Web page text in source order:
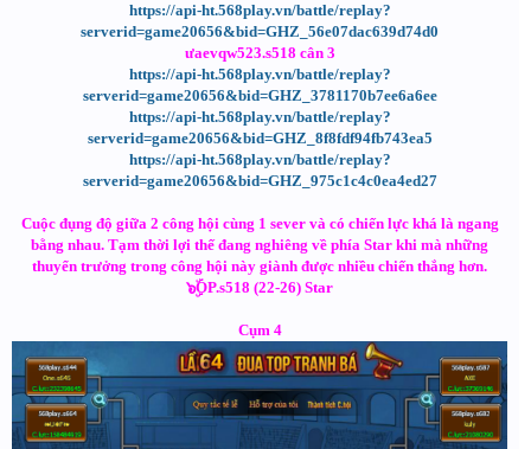
https://api-ht.568play.vn/battle/replay?
serverid=game20656&bid=GHZ_56e07dac639d74d0
ưaevqw523.s518 cân 3
https://api-ht.568play.vn/battle/replay?
serverid=game20656&bid=GHZ_3781170b7ee6a6ee
https://api-ht.568play.vn/battle/replay?
serverid=game20656&bid=GHZ_8f8fdf94fb743ea5
https://api-ht.568play.vn/battle/replay?
serverid=game20656&bid=GHZ_975c1c4c0ea4ed27
Cuộc đụng độ giữa 2 công hội cùng 1 sever và có chiến lực khá là ngang
bằng nhau. Tạm thời lợi thế đang nghiêng về phía Star khi mà những
thuyển trưởng trong công hội này giành được nhiều chiến thắng hơn.
๖ۣۜOP.s518 (22-26) Star
Cụm 4